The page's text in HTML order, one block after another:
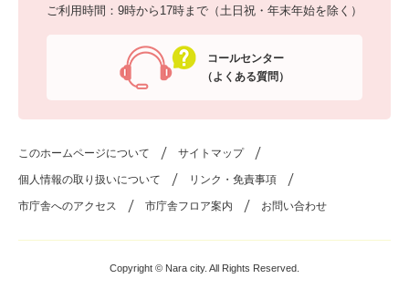
ご利用時間：9時から17時まで（土日祝・年末年始を除く）
コールセンター
（よくある質問）
このホームページについて サイトマップ
個人情報の取り扱いについて リンク・免責事項
市庁舎へのアクセス 市庁舎フロア案内 お問い合わせ
Copyright © Nara city. All Rights Reserved.